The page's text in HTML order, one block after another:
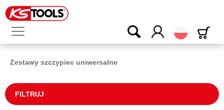
Polski
Zestawy szczypiec uniwersalne
FILTRUJ